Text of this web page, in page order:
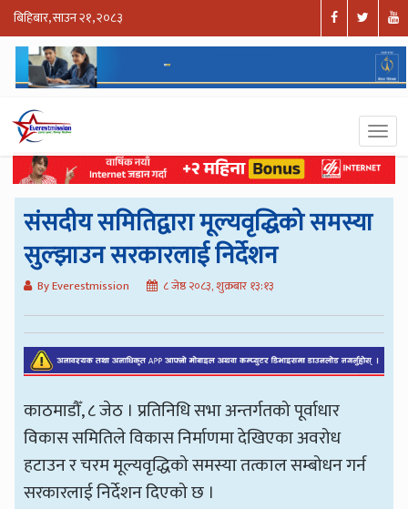
बिहिबार, साउन २१, २०८३
संसदीय समितिद्वारा मूल्यवृद्धिको समस्या
सुल्झाउन सरकारलाई निर्देशन
By Everestmission ८ जेष्ठ २०८३, शुक्रबार १३:१३
काठमाडौँ, ८ जेठ । प्रतिनिधि सभा अन्तर्गतको पूर्वाधार
विकास समितिले विकास निर्माणमा देखिएका अवरोध
हटाउन र चरम मूल्यवृद्धिको समस्या तत्काल सम्बोधन गर्न
सरकारलाई निर्देशन दिएको छ ।